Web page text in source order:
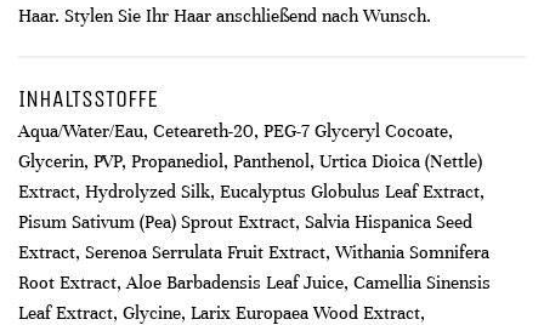
Haar. Stylen Sie Ihr Haar anschließend nach Wunsch.
INHALTSSTOFFE
Aqua/Water/Eau, Ceteareth-20, PEG-7 Glyceryl Cocoate,
Glycerin, PVP, Propanediol, Panthenol, Urtica Dioica (Nettle)
Extract, Hydrolyzed Silk, Eucalyptus Globulus Leaf Extract,
Pisum Sativum (Pea) Sprout Extract, Salvia Hispanica Seed
Extract, Serenoa Serrulata Fruit Extract, Withania Somnifera
Root Extract, Aloe Barbadensis Leaf Juice, Camellia Sinensis
Leaf Extract, Glycine, Larix Europaea Wood Extract,